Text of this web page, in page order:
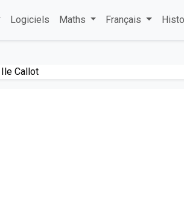
Logiciels Maths Français
Ile Callot